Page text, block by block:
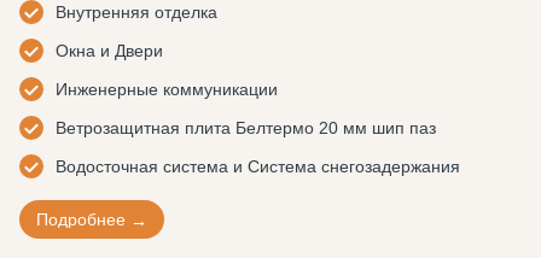
Внутренняя отделка
Окна и Двери
Инженерные коммуникации
Ветрозащитная плита Белтермо 20 мм шип паз
Водосточная система и Система снегозадержания
Подробнее